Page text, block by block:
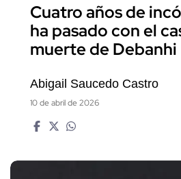
Cuatro años de
ha pasado con el
muerte de Debanhi
Abigail Saucedo Castro
10 de abril de 2026